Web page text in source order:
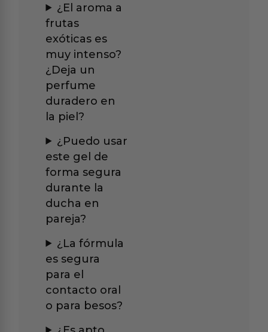
¿El aroma a
frutas
exóticas es
muy intenso?
¿Deja un
perfume
duradero en
la piel?
¿Puedo usar
este gel de
forma segura
durante la
ducha en
pareja?
¿La fórmula
es segura
para el
contacto oral
o para besos?